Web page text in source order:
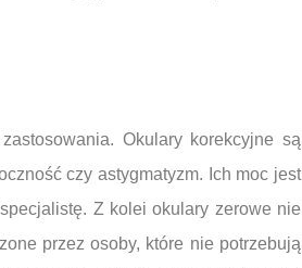
Okulary korekcyjne są
czy astygmatyzm. Ich moc jest
Z kolei okulary zerowe nie
przez osoby, które nie potrzebują